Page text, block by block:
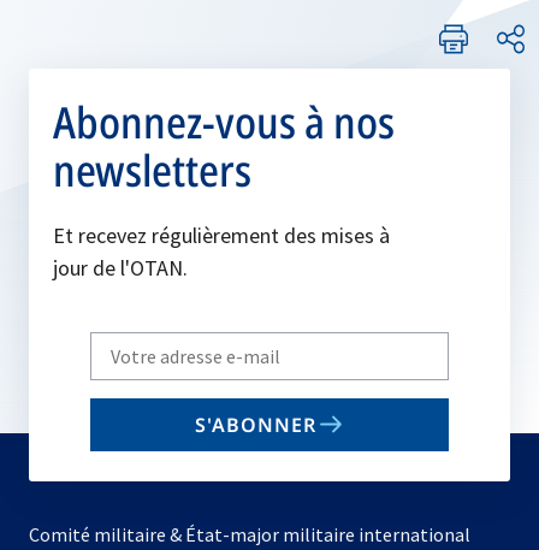
Abonnez-vous à nos
newsletters
Et recevez régulièrement des mises à
jour de l'OTAN.
Write
your
email
S'ABONNER
Comité militaire & État-major militaire international